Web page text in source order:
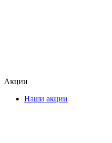
Акции
Наши акции